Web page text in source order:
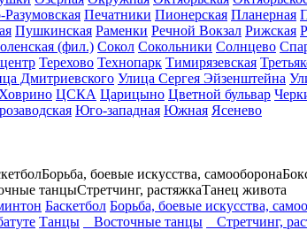
Разумовская Печатники Пионерская Планерная
Пушкинская Раменки Речной Вокзал Рижская
(фил.) Сокол Сокольники Солнцево
Терехово Технопарк Тимирязевская
Дмитриевского Улица Сергея Эйзенштейна
Ховрино ЦСКА Царицыно Цветной бульвар
Юго-западная Южная Ясенево
Борьба, боевые искусства, самооборона
танцыСтретчинг, растяжкаТанец живота
Баскетбол Борьба, боевые искусства,
Танцы Восточные танцы Стретчинг,